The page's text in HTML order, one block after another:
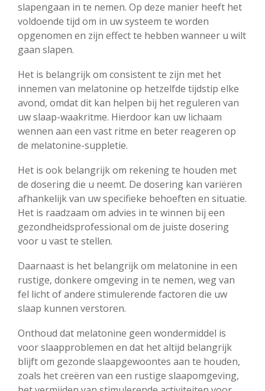
slapengaan in te nemen. Op deze manier heeft het
voldoende tijd om in uw systeem te worden
opgenomen en zijn effect te hebben wanneer u wilt
gaan slapen.
Het is belangrijk om consistent te zijn met het
innemen van melatonine op hetzelfde tijdstip elke
avond, omdat dit kan helpen bij het reguleren van
uw slaap-waakritme. Hierdoor kan uw lichaam
wennen aan een vast ritme en beter reageren op
de melatonine-suppletie.
Het is ook belangrijk om rekening te houden met
de dosering die u neemt. De dosering kan variëren
afhankelijk van uw specifieke behoeften en situatie.
Het is raadzaam om advies in te winnen bij een
gezondheidsprofessional om de juiste dosering
voor u vast te stellen.
Daarnaast is het belangrijk om melatonine in een
rustige, donkere omgeving in te nemen, weg van
fel licht of andere stimulerende factoren die uw
slaap kunnen verstoren.
Onthoud dat melatonine geen wondermiddel is
voor slaapproblemen en dat het altijd belangrijk
blijft om gezonde slaapgewoontes aan te houden,
zoals het creëren van een rustige slaapomgeving,